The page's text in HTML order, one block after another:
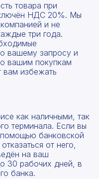
товара при
НДС 20%. Мы
и не
три года.
вашему запросу и
вашим покупкам
вам избежать
как наличными, так
терминала. Если вы
банковской
от него,
на ваш
30 рабочих дней, в
банка.